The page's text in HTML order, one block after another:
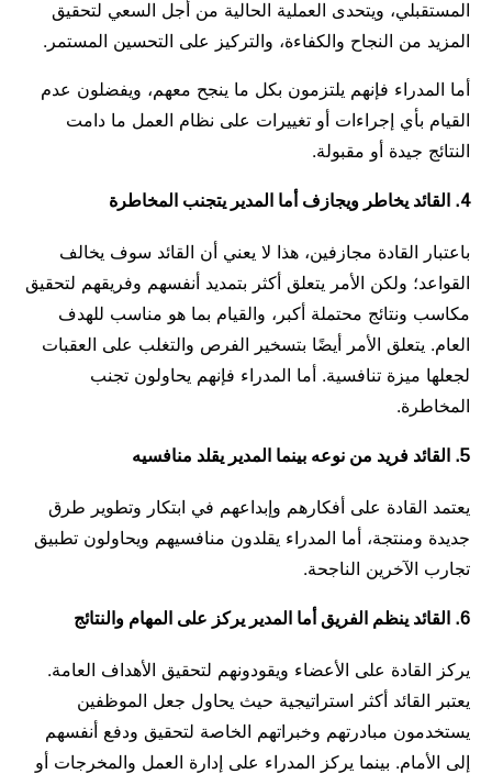
المستقبلي، ويتحدى العملية الحالية من أجل السعي لتحقيق
المزيد من النجاح والكفاءة، والتركيز على التحسين المستمر.
أما المدراء فإنهم يلتزمون بكل ما ينجح معهم، ويفضلون عدم
القيام بأي إجراءات أو تغييرات على نظام العمل ما دامت
النتائج جيدة أو مقبولة.
4. القائد يخاطر ويجازف أما المدير يتجنب المخاطرة
باعتبار القادة مجازفين، هذا لا يعني أن القائد سوف يخالف
القواعد؛ ولكن الأمر يتعلق أكثر بتمديد أنفسهم وفريقهم لتحقيق
مكاسب ونتائج محتملة أكبر، والقيام بما هو مناسب للهدف
العام. يتعلق الأمر أيضًا بتسخير الفرص والتغلب على العقبات
لجعلها ميزة تنافسية. أما المدراء فإنهم يحاولون تجنب
المخاطرة.
5. القائد فريد من نوعه بينما المدير يقلد منافسيه
يعتمد القادة على أفكارهم وإبداعهم في ابتكار وتطوير طرق
جديدة ومنتجة، أما المدراء يقلدون منافسيهم ويحاولون تطبيق
تجارب الآخرين الناجحة.
6. القائد ينظم الفريق أما المدير يركز على المهام والنتائج
يركز القادة على الأعضاء ويقودونهم لتحقيق الأهداف العامة.
يعتبر القائد أكثر استراتيجية حيث يحاول جعل الموظفين
يستخدمون مبادرتهم وخبراتهم الخاصة لتحقيق ودفع أنفسهم
إلى الأمام. بينما يركز المدراء على إدارة العمل والمخرجات أو